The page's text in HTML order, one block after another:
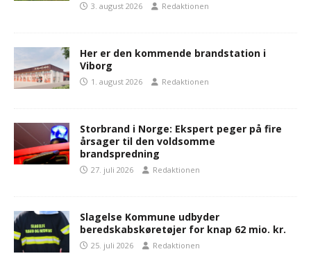
3. august 2026 Redaktionen
Her er den kommende brandstation i
Viborg
1. august 2026 Redaktionen
Storbrand i Norge: Ekspert peger på fire
årsager til den voldsomme
brandspredning
27. juli 2026 Redaktionen
Slagelse Kommune udbyder
beredskabskøretøjer for knap 62 mio. kr.
25. juli 2026 Redaktionen